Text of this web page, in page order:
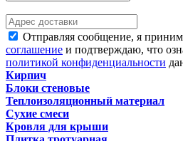
Отправляя сообщение, я
соглашение и подтверждаю, что
политикой конфиденциальности
Кирпич
Блоки стеновые
Теплоизоляционный материал
Сухие смеси
Кровля для крыши